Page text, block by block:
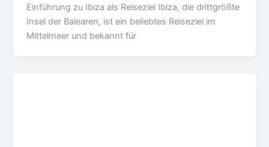
Einführung zu Ibiza als Reiseziel Ibiza, die drittgrößte
Insel der Balearen, ist ein beliebtes Reiseziel im
Mittelmeer und bekannt für